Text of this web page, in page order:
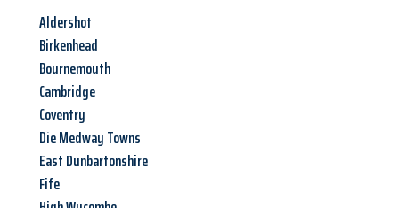
Aldershot
Birkenhead
Bournemouth
Cambridge
Coventry
Die Medway Towns
East Dunbartonshire
Fife